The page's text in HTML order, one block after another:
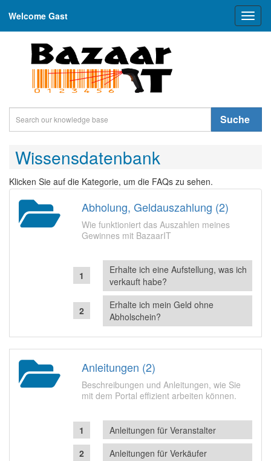
Welcome Gast
Suche
Wissensdatenbank
Klicken Sie auf die Kategorie, um die FAQs zu sehen.
Abholung, Geldauszahlung (2)
Wie funktioniert das Auszahlen meines
Gewinnes mit BazaarIT
Erhalte ich eine Aufstellung, was ich
verkauft habe?
Erhalte ich mein Geld ohne
Abholschein?
Anleitungen (2)
Beschreibungen und Anleitungen, wie Sie
mit dem Portal effizient arbeiten können.
Anleitungen für Veranstalter
Anleitungen für Verkäufer